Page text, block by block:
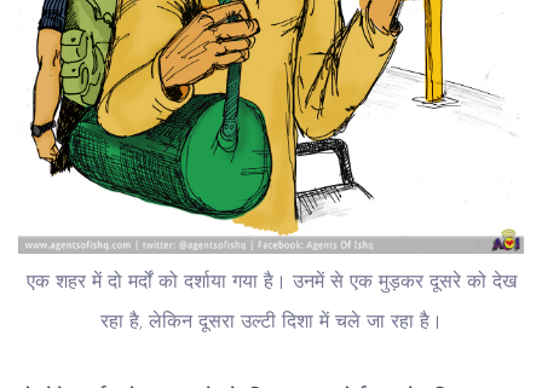
एक शहर में दो मर्दों को दर्शाया गया है। उनमें से एक मुड़कर दूसरे को देख
रहा है, लेकिन दूसरा उल्टी दिशा में चले जा रहा है।